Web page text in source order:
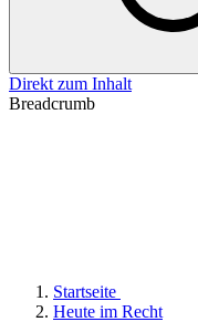
Direkt zum Inhalt
Breadcrumb
Startseite
Heute im Recht